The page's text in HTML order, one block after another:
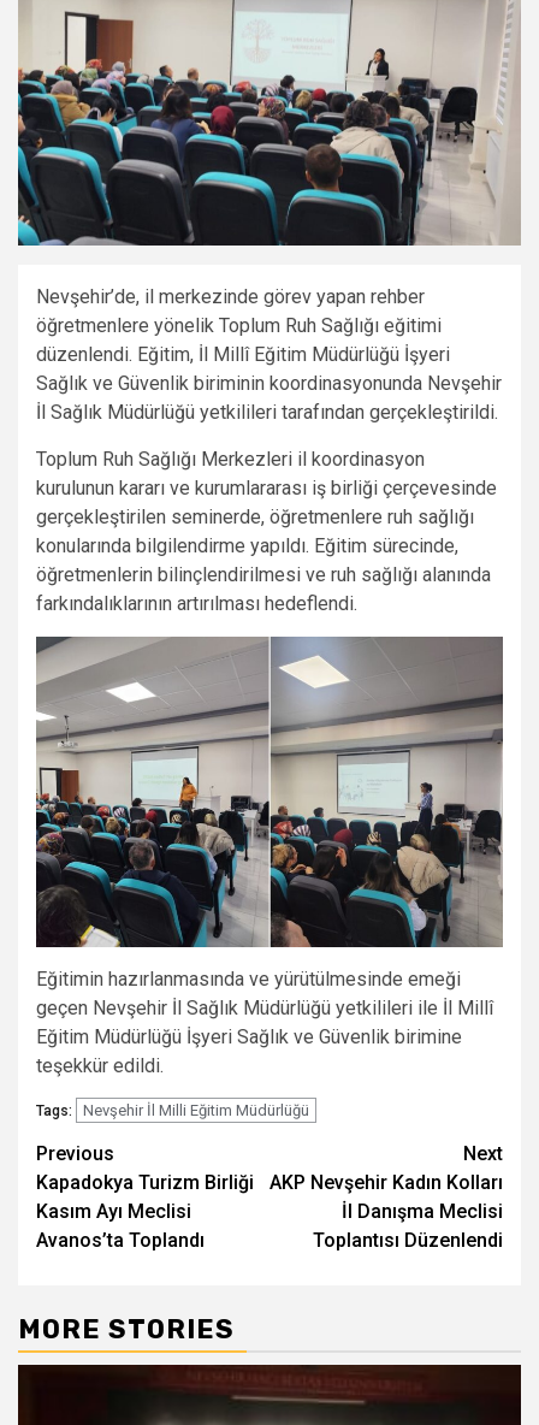
Nevşehir’de, il merkezinde görev yapan rehber
öğretmenlere yönelik Toplum Ruh Sağlığı eğitimi
düzenlendi. Eğitim, İl Millî Eğitim Müdürlüğü İşyeri
Sağlık ve Güvenlik biriminin koordinasyonunda Nevşehir
İl Sağlık Müdürlüğü yetkilileri tarafından gerçekleştirildi.
Toplum Ruh Sağlığı Merkezleri il koordinasyon
kurulunun kararı ve kurumlararası iş birliği çerçevesinde
gerçekleştirilen seminerde, öğretmenlere ruh sağlığı
konularında bilgilendirme yapıldı. Eğitim sürecinde,
öğretmenlerin bilinçlendirilmesi ve ruh sağlığı alanında
farkındalıklarının artırılması hedeflendi.
Eğitimin hazırlanmasında ve yürütülmesinde emeği
geçen Nevşehir İl Sağlık Müdürlüğü yetkilileri ile İl Millî
Eğitim Müdürlüğü İşyeri Sağlık ve Güvenlik birimine
teşekkür edildi.
Tags: Nevşehir İl Milli Eğitim Müdürlüğü
Post
navigation
Previous
Kapadokya Turizm Birliği
Kasım Ayı Meclisi
Avanos’ta Toplandı
Next
AKP Nevşehir Kadın Kolları
İl Danışma Meclisi
Toplantısı Düzenlendi
MORE STORIES